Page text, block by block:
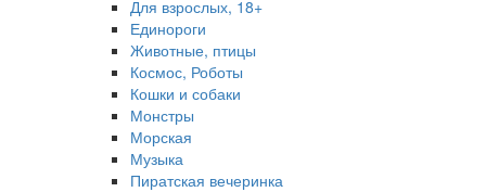
Для взрослых, 18+
Единороги
Животные, птицы
Космос, Роботы
Кошки и собаки
Монстры
Морская
Музыка
Пиратская вечеринка